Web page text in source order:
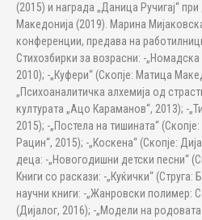
(2015) и награда „Даница Ручигај“
Македонија (2019). Марина
конференции, предава на
Стихозбирки за возрасни: -
2010); -„Куфери“ (Скопје: Матица
„Психоаналитичка алхемија од
културата „Ацо Караманов“, 2013); -
2015); -„Постела на тишината“
Рацин“, 2015); -„Коскена“ (Скопје:
деца: -„Новогодишни детски песни“
Книги со раскази: -„Куќички“ (Струга:
научни книги: -„Жанровски полимер:
(Дијалог, 2016); -„Модели на